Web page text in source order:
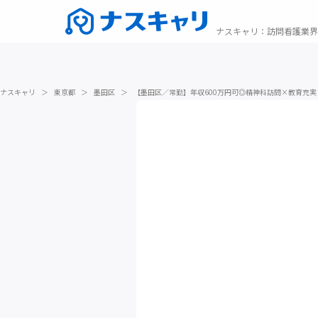
ナスキャリ ： 訪問看護業
ナスキャリ ＞ 東京都 ＞ 墨田区 ＞ 【墨田区／常勤】年収600万円可◎精神科訪問×教育充